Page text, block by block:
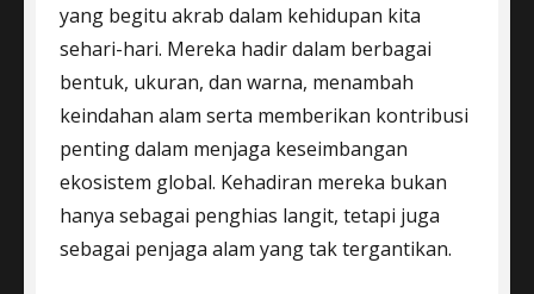
yang begitu akrab dalam kehidupan kita
sehari-hari. Mereka hadir dalam berbagai
bentuk, ukuran, dan warna, menambah
keindahan alam serta memberikan kontribusi
penting dalam menjaga keseimbangan
ekosistem global. Kehadiran mereka bukan
hanya sebagai penghias langit, tetapi juga
sebagai penjaga alam yang tak tergantikan.